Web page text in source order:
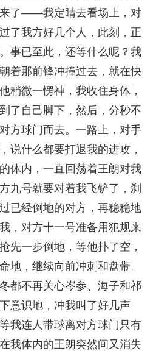
了——我定睛去看场上，对
了我方好几个人，此刻，正
事已至此，还等什么呢？我
着那前锋冲撞过去，就在快
稍微一愣神，我收住身体，
了自己脚下，然后，分秒不
方球门而去。一路上，对手
说什么都要打退我的进攻，
体内，一直回荡着王朗对我
九号就要对着我飞铲了，刹
已经倒地的对方，再稳稳地
，对方十一号准备用犯规来
先一步倒地，等他扑了空，
地，继续向前冲刺和盘带。
都不再关心岑参、海子和祁
意识地，冲我叫了好几声
我连人带球离对方球门只有
我体内的王朗突然间又消失